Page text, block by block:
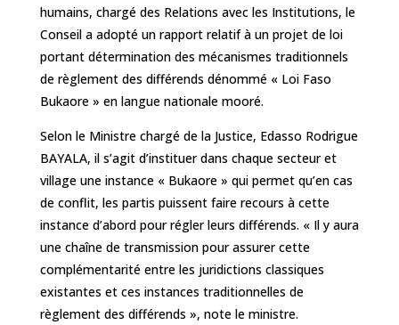
humains, chargé des Relations avec les Institutions, le
Conseil a adopté un rapport relatif à un projet de loi
portant détermination des mécanismes traditionnels
de règlement des différends dénommé « Loi Faso
Bukaore » en langue nationale mooré.
Selon le Ministre chargé de la Justice, Edasso Rodrigue
BAYALA, il s’agit d’instituer dans chaque secteur et
village une instance « Bukaore » qui permet qu’en cas
de conflit, les partis puissent faire recours à cette
instance d’abord pour régler leurs différends. « Il y aura
une chaîne de transmission pour assurer cette
complémentarité entre les juridictions classiques
existantes et ces instances traditionnelles de
règlement des différends », note le ministre.